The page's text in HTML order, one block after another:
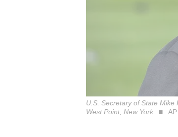
U.S. Secretary of State
West Point, New York